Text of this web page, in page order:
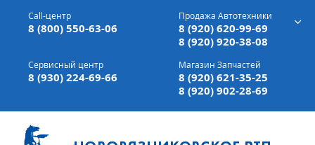
г. Вязники,ул. Механизаторов, д 90
Доставка а/м,по всей России
Call-центр
8 (800) 550-63-06
Продажа Автотехники
8 (920) 620-99-69
8 (920) 920-38-08
Сервисный центр
8 (930) 224-69-66
Магазин Запчастей
8 (920) 621-35-25
8 (920) 902-28-69